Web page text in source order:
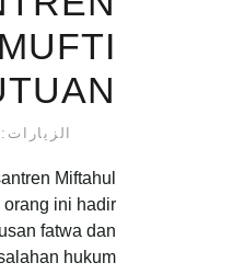
الزيارات: 3702
Miftahul
ini hadir
fatwa dan
hukum.